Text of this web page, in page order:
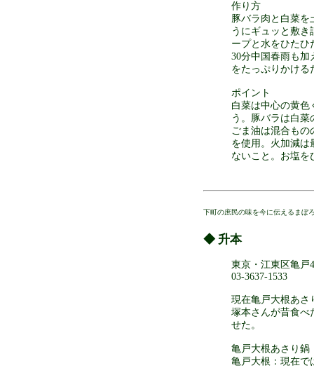
作り方
豚バラ肉と白菜を
うにギュッと敷
ープと水をひたひ
30分中国春雨も加
をたっぷりかける
ポイント
白菜は中心の黄色
う。豚バラは白
ごま油は混合もの
を使用。火加減は
ないこと。お塩を
下町の庶民の味を今に伝えるまぼ
◆ 升本
東京・江東区亀戸
03-3637-1533
現在亀戸大根あさ
塚本さんが昔食べ
せた。
亀戸大根あさり鍋
亀戸大根：現在で